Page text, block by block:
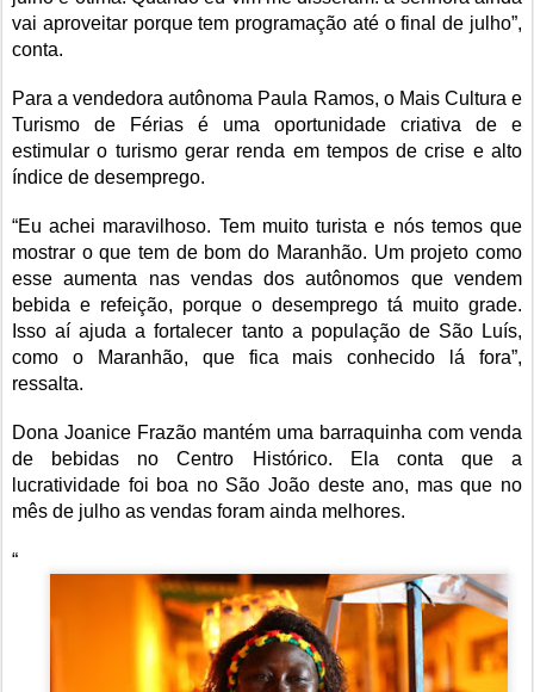
vai aproveitar porque tem programação até o final de julho”,
conta.
Para a vendedora autônoma Paula Ramos, o Mais Cultura e
Turismo de Férias é uma oportunidade criativa de e
estimular o turismo gerar renda em tempos de crise e alto
índice de desemprego.
“Eu achei maravilhoso. Tem muito turista e nós temos que
mostrar o que tem de bom do Maranhão. Um projeto como
esse aumenta nas vendas dos autônomos que vendem
bebida e refeição, porque o desemprego tá muito grade.
Isso aí ajuda a fortalecer tanto a população de São Luís,
como o Maranhão, que fica mais conhecido lá fora”,
ressalta.
Dona Joanice Frazão mantém uma barraquinha com venda
de bebidas no Centro Histórico. Ela conta que a
lucratividade foi boa no São João deste ano, mas que no
mês de julho as vendas foram ainda melhores.
“